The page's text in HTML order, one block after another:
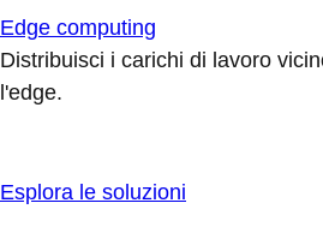
Edge computing
Distribuisci i carichi di lavoro
l'edge.
Esplora le soluzioni